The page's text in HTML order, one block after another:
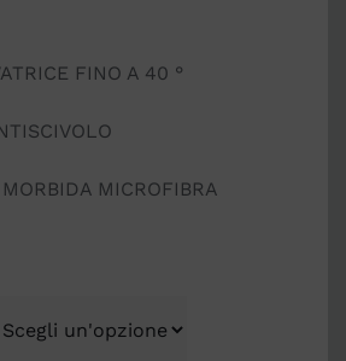
FINO A 40 °
MICROFIBRA